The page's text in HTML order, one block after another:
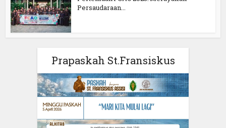
Persaudaraan...
Prapaskah St.Fransiskus